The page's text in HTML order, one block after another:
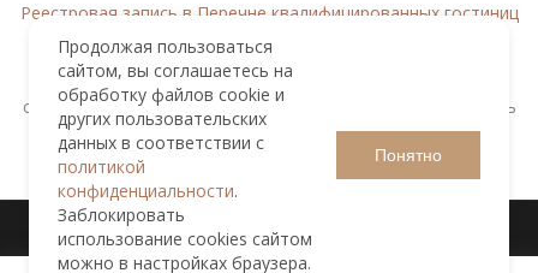
Реестровая запись в Перечне квалифицированных гостиниц
Любое использование либо копирование материалов
сайта, элементов дизайна и оформления допускается лишь
с разрешения правообладателя.
Продолжая пользоваться
сайтом, вы соглашаетесь на
обработку файлов cookie и
других пользовательских
данных в соответствии с
политикой
конфиденциальности.
Заблокировать
использование cookies сайтом
можно в настройках браузера.
Понятно